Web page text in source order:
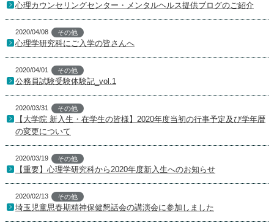
心理カウンセリングセンター・メンタルヘルス提供ブログのご紹介
2020/04/08 その他
心理学研究科にご入学の皆さんへ
2020/04/01 その他
公務員試験受験体験記_vol.1
2020/03/31 その他
【大学院 新入生・在学生の皆様】2020年度当初の行事予定及び学年暦
の変更について
2020/03/19 その他
【重要】心理学研究科から2020年度新入生へのお知らせ
2020/02/13 その他
埼玉児童思春期精神保健懇話会の講演会に参加しました